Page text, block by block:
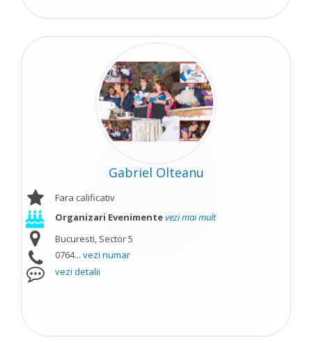
Gabriel Olteanu
Fara calificativ
Organizari Evenimentevezi mai mult
Bucuresti, Sector 5
0764... vezi numar
vezi detalii